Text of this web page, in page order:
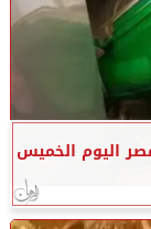
اليوم الخميس